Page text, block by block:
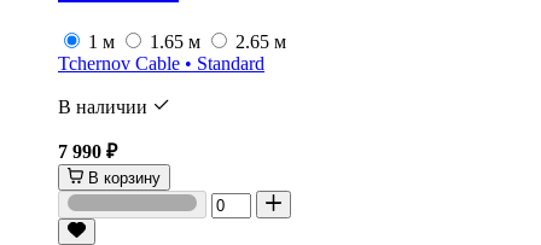
1 м 1.65 м
2.65 м
Tchernov Cable • Standard
В наличии
7 990 ₽
В корзину